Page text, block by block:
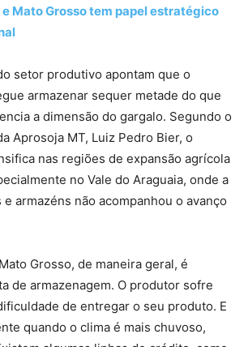
Mato Grosso tem papel estratégico
setor produtivo apontam que o
armazenar sequer metade do que
a dimensão do gargalo. Segundo o
Aprosoja MT, Luiz Pedro Bier, o
nas regiões de expansão agrícola
no Vale do Araguaia, onde a
armazéns não acompanhou o avanço
Grosso, de maneira geral, é
de armazenagem. O produtor sofre
de entregar o seu produto. E
quando o clima é mais chuvoso,